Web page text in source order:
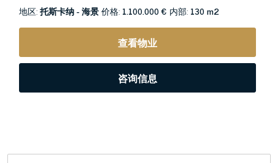
地区:托斯卡纳 - 海景价格: 1.100.000 € 内部: 130 m2
查看物业
咨询信息